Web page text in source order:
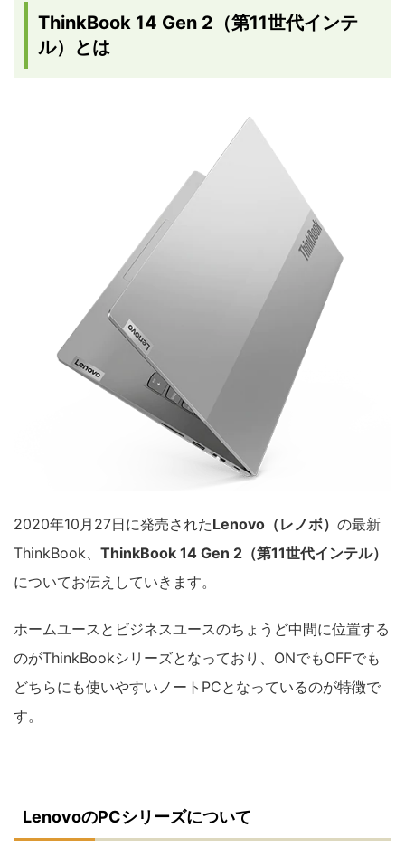
ThinkBook 14 Gen 2（第11世代インテ
ル）とは
2020年10月27日に発売されたLenovo（レノボ） の最新
ThinkBook、 ThinkBook 14 Gen 2（第11世代インテル）
についてお伝えしていきます。
ホームユースとビジネスユースのちょうど中間に位置する
のがThinkBookシリーズとなっており、ONでもOFFでも
どちらにも使いやすいノートPCとなっているのが特徴で
す。
LenovoのPCシリーズについて